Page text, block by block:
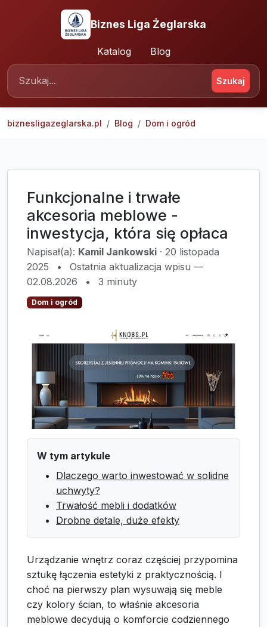
Biznes Liga Żeglarska
Katalog Blog
Szukaj
biznesligazeglarska.pl Blog Dom i ogród
Funkcjonalne i trwałe
akcesoria meblowe -
inwestycja, która się opłaca
Napisał(a): Kamil Jankowski · 20 listopada
2025
•
Ostatnia aktualizacja wpisu —
02.08.2026
• 3 minuty
Dom i ogród
W tym artykule
Dlaczego warto inwestować w solidne
uchwyty?
Trwałość mebli i dodatków
Drobne detale, duże efekty
Urządzanie wnętrz coraz częściej przypomina
sztukę łączenia estetyki z praktycznością. I
choć na pierwszy plan wysuwają się meble
czy kolory ścian, to właśnie akcesoria
meblowe decydują o komforcie codziennego